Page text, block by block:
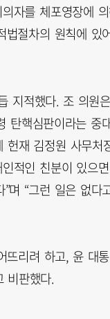
자를 체포영장에
법절차의 원칙에 있
지적했다. 조 의원은
탄핵심판이라는 중
헌재 김정원 사무처
적인 친분이 있으면
며 “그런 일은 없다
뜨리려 하고, 윤 대
비판했다.